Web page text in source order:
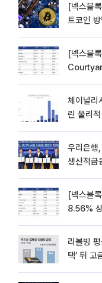
[넥스블
트코인
[넥스블
체이널리
린 물리
우리은
생산적금
[넥스블
8.56%
리볼빙
택’ 뒤 고